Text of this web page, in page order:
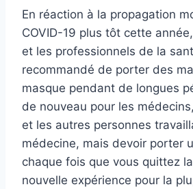
En réaction à la propagation
COVID-19 plus tôt cette
et les professionnels de la
recommandé de porter des
masque pendant de longues
de nouveau pour les
et les autres personnes
médecine, mais devoir porter
chaque fois que vous quittez
nouvelle expérience pour la